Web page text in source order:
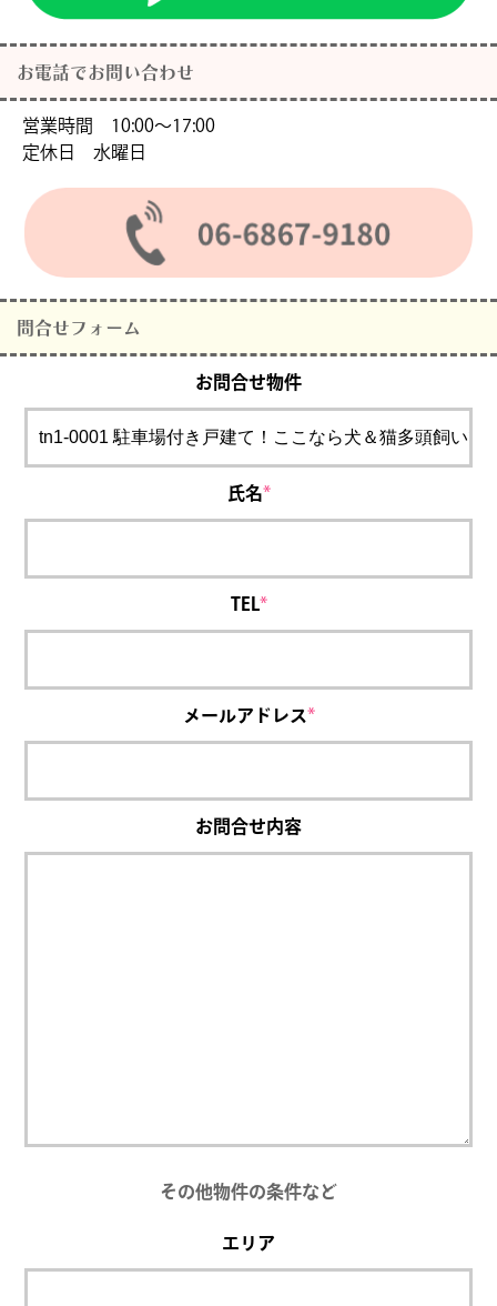
お電話でお問い合わせ
営業時間 10:00〜17:00
定休日 水曜日
問合せフォーム
お問合せ物件
氏名*
TEL *
メールアドレス*
お問合せ内容
その他物件の条件など
エリア